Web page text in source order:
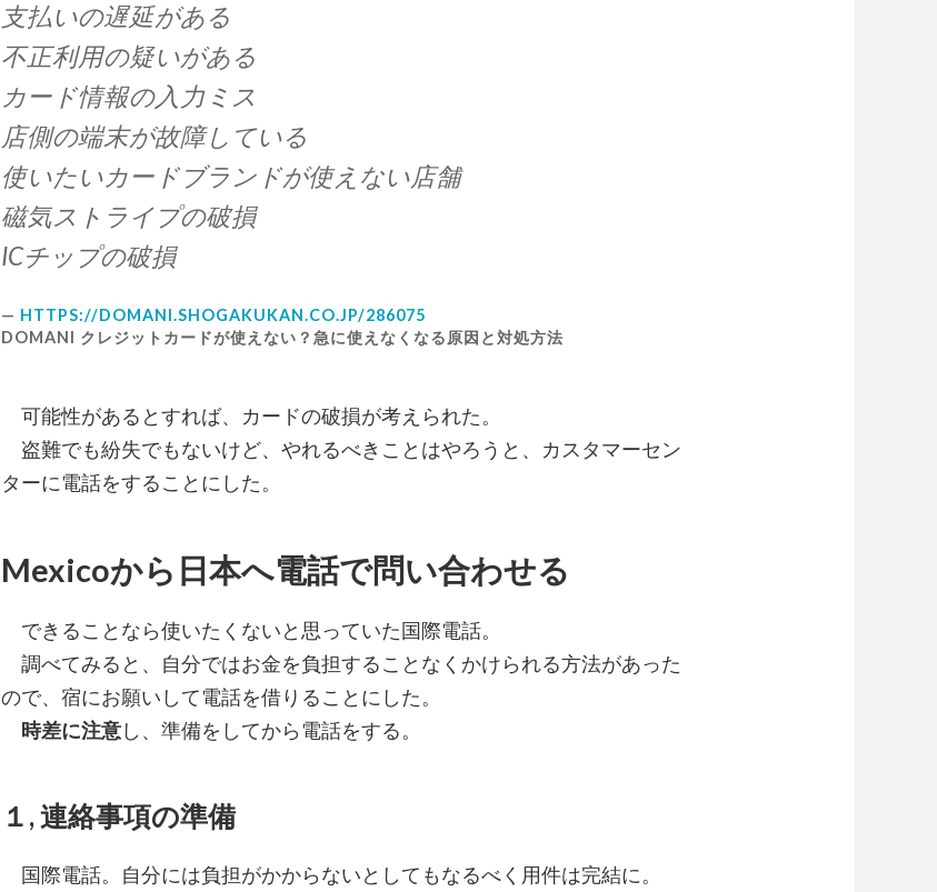
支払いの遅延がある
不正利用の疑いがある
カード情報の入力ミス
店側の端末が故障している
使いたいカードブランドが使えない店舗
磁気ストライプの破損
ICチップの破損
HTTPS://DOMANI.SHOGAKUKAN.CO.JP/286075
DOMANI クレジットカードが使えない？急に使えなくなる原因と対処方法
可能性があるとすれば、カードの破損が考えられた。
盗難でも紛失でもないけど、やれるべきことはやろうと、カスタマーセン
ターに電話をすることにした。
Mexicoから日本へ電話で問い合わせる
できることなら使いたくないと思っていた国際電話。
調べてみると、自分ではお金を負担することなくかけられる方法があった
ので、宿にお願いして電話を借りることにした。
時差に注意し、準備をしてから電話をする。
１, 連絡事項の準備
国際電話。自分には負担がかからないとしてもなるべく用件は完結に。